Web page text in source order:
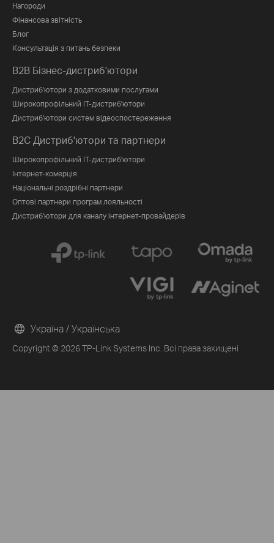
Нагороди
Фінансова звітність
Блог
Консультація з питань безпеки
B2B Бізнес-дистриб'ютори
Дистриб'ютори з додатковими послугами
Широкопрофільний IT-дистриб'ютори
Дистриб'ютори систем відеоспостереження
B2C Дистриб'ютори та партнери
Широкопрофільний IT-дистриб'ютори
Інтернет-комерція
Національні роздрібні партнери
Оптові партнери програм лояльності
Дистриб'ютори для каналу інтернет-провайдерів
Copyright © 2026 TP-Link Systems Inc. Всі права захищені
Україна / Українська